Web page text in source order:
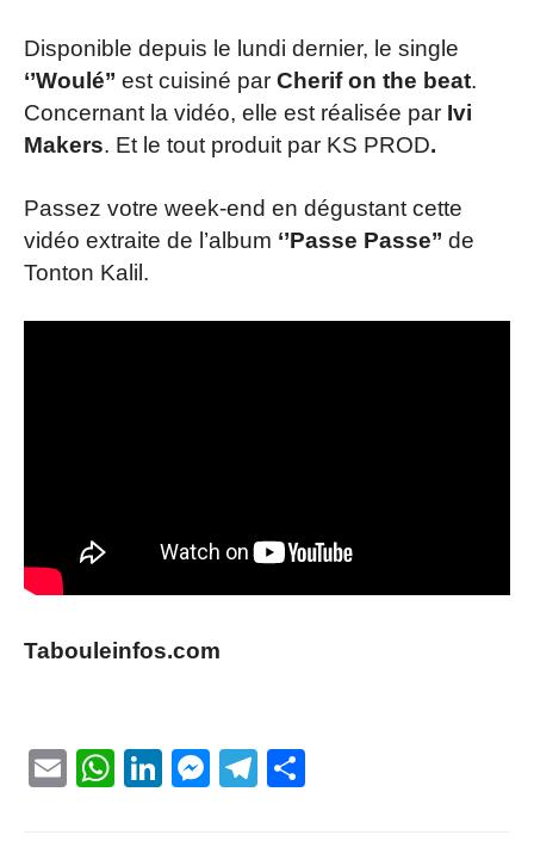
Disponible depuis le lundi dernier, le single
‘’Woulé’’ est cuisiné par Cherif on the beat.
Concernant la vidéo, elle est réalisée par Ivi
Makers. Et le tout produit par KS PROD.
Passez votre week-end en dégustant cette
vidéo extraite de l’album ‘’Passe Passe’’ de
Tonton Kalil.
Tabouleinfos.com
EmailWhatsApp
LinkedIn
Messenger
Telegram